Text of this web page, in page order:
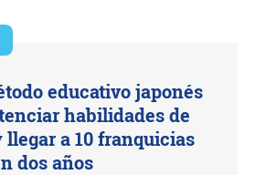
educativo japonés
habilidades de
a 10 franquicias
dos años